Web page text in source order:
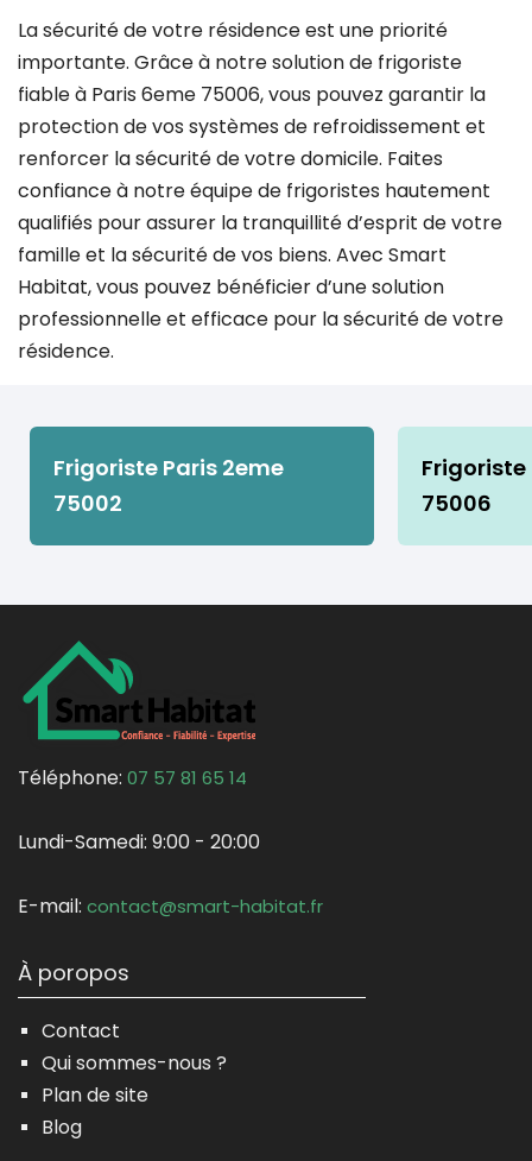
La sécurité de votre résidence est une priorité
importante. Grâce à notre solution de frigoriste
fiable à Paris 6eme 75006, vous pouvez garantir la
protection de vos systèmes de refroidissement et
renforcer la sécurité de votre domicile. Faites
confiance à notre équipe de frigoristes hautement
qualifiés pour assurer la tranquillité d’esprit de votre
famille et la sécurité de vos biens. Avec Smart
Habitat, vous pouvez bénéficier d’une solution
professionnelle et efficace pour la sécurité de votre
résidence.
Frigoriste Paris 2eme
75002
Frigoriste
75006
Téléphone: 07 57 81 65 14
Lundi-Samedi: 9:00 - 20:00
E-mail: contact@smart-habitat.fr
À poropos
Contact
Qui sommes-nous ?
Plan de site
Blog